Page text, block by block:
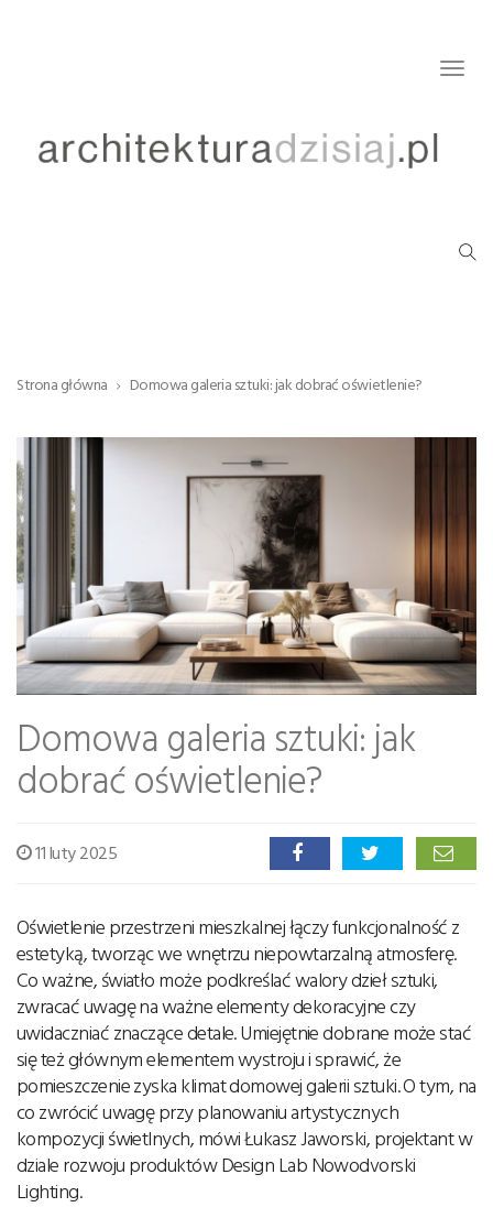
Strona główna Domowa galeria sztuki: jak dobrać oświetlenie?
Domowa galeria sztuki: jak
dobrać oświetlenie?
11 luty 2025
Oświetlenie przestrzeni mieszkalnej łączy funkcjonalność z
estetyką, tworząc we wnętrzu niepowtarzalną atmosferę.
Co ważne, światło może podkreślać walory dzieł sztuki,
zwracać uwagę na ważne elementy dekoracyjne czy
uwidaczniać znaczące detale. Umiejętnie dobrane może stać
się też głównym elementem wystroju i sprawić, że
pomieszczenie zyska klimat domowej galerii sztuki. O tym, na
co zwrócić uwagę przy planowaniu artystycznych
kompozycji świetlnych, mówi Łukasz Jaworski, projektant w
dziale rozwoju produktów Design Lab Nowodvorski
Lighting.